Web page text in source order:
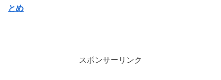
とめ
スポンサーリンク